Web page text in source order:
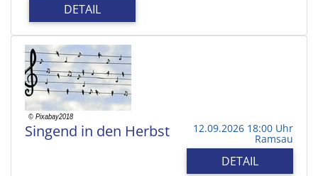
DETAIL
Singend in den Herbst 12.09.2026 18:00 Uhr
Ramsau
DETAIL